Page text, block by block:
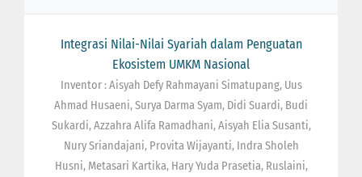
Integrasi Nilai-Nilai Syariah dalam Penguatan
Ekosistem UMKM Nasional
Inventor : Aisyah Defy Rahmayani Simatupang, Uus
Ahmad Husaeni, Surya Darma Syam, Didi Suardi, Budi
Sukardi, Azzahra Alifa Ramadhani, Aisyah Elia Susanti,
Nury Sriandajani, Provita Wijayanti, Indra Sholeh
Husni, Metasari Kartika, Hary Yuda Prasetia, Ruslaini,